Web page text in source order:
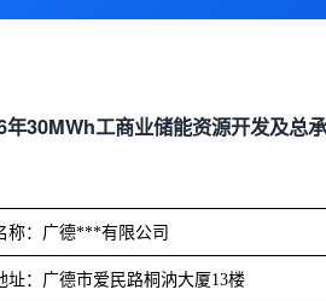
年30MWh工商业储能资源开发及总
称：广德***有限公司
址：广德市爱民路桐汭大厦13楼